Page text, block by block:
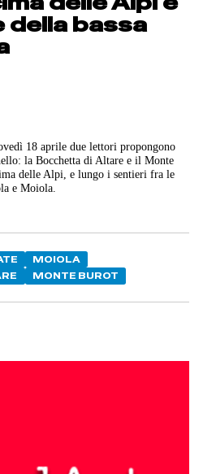
della bassa
18 aprile due lettori propongono
la Bocchetta di Altare e il Monte
delle Alpi, e lungo i sentieri fra le
e Moiola.
MOIOLA
MONTE BUROT